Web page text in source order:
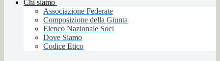
Chi siamo
Associazione Federate
Composizione della Giunta
Elenco Nazionale Soci
Dove Siamo
Codice Etico